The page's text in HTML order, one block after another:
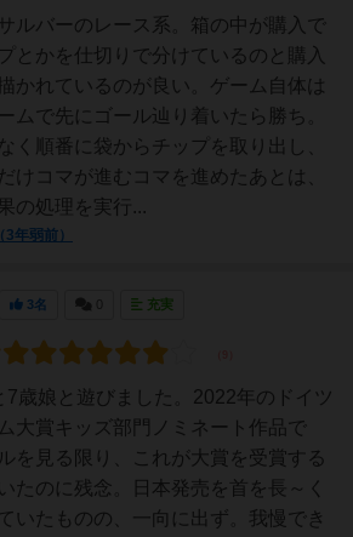
ルバーのレース系。箱の中が購入で
とかを仕切りで分けているのと購入
かれているのが良い。ゲーム自体は
ムで先にゴール辿り着いたら勝ち。
く順番に袋からチップを取り出し、
けコマが進むコマを進めたあとは、
の処理を実行...
年弱前）
3名 充実
7歳娘と遊びました。2022年のドイツ
大賞キッズ部門ノミネート作品で
を見る限り、これが大賞を受賞する
たのに残念。日本発売を首を長～く
いたものの、一向に出ず。我慢でき